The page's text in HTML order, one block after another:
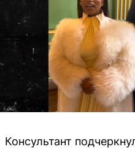
Консультант